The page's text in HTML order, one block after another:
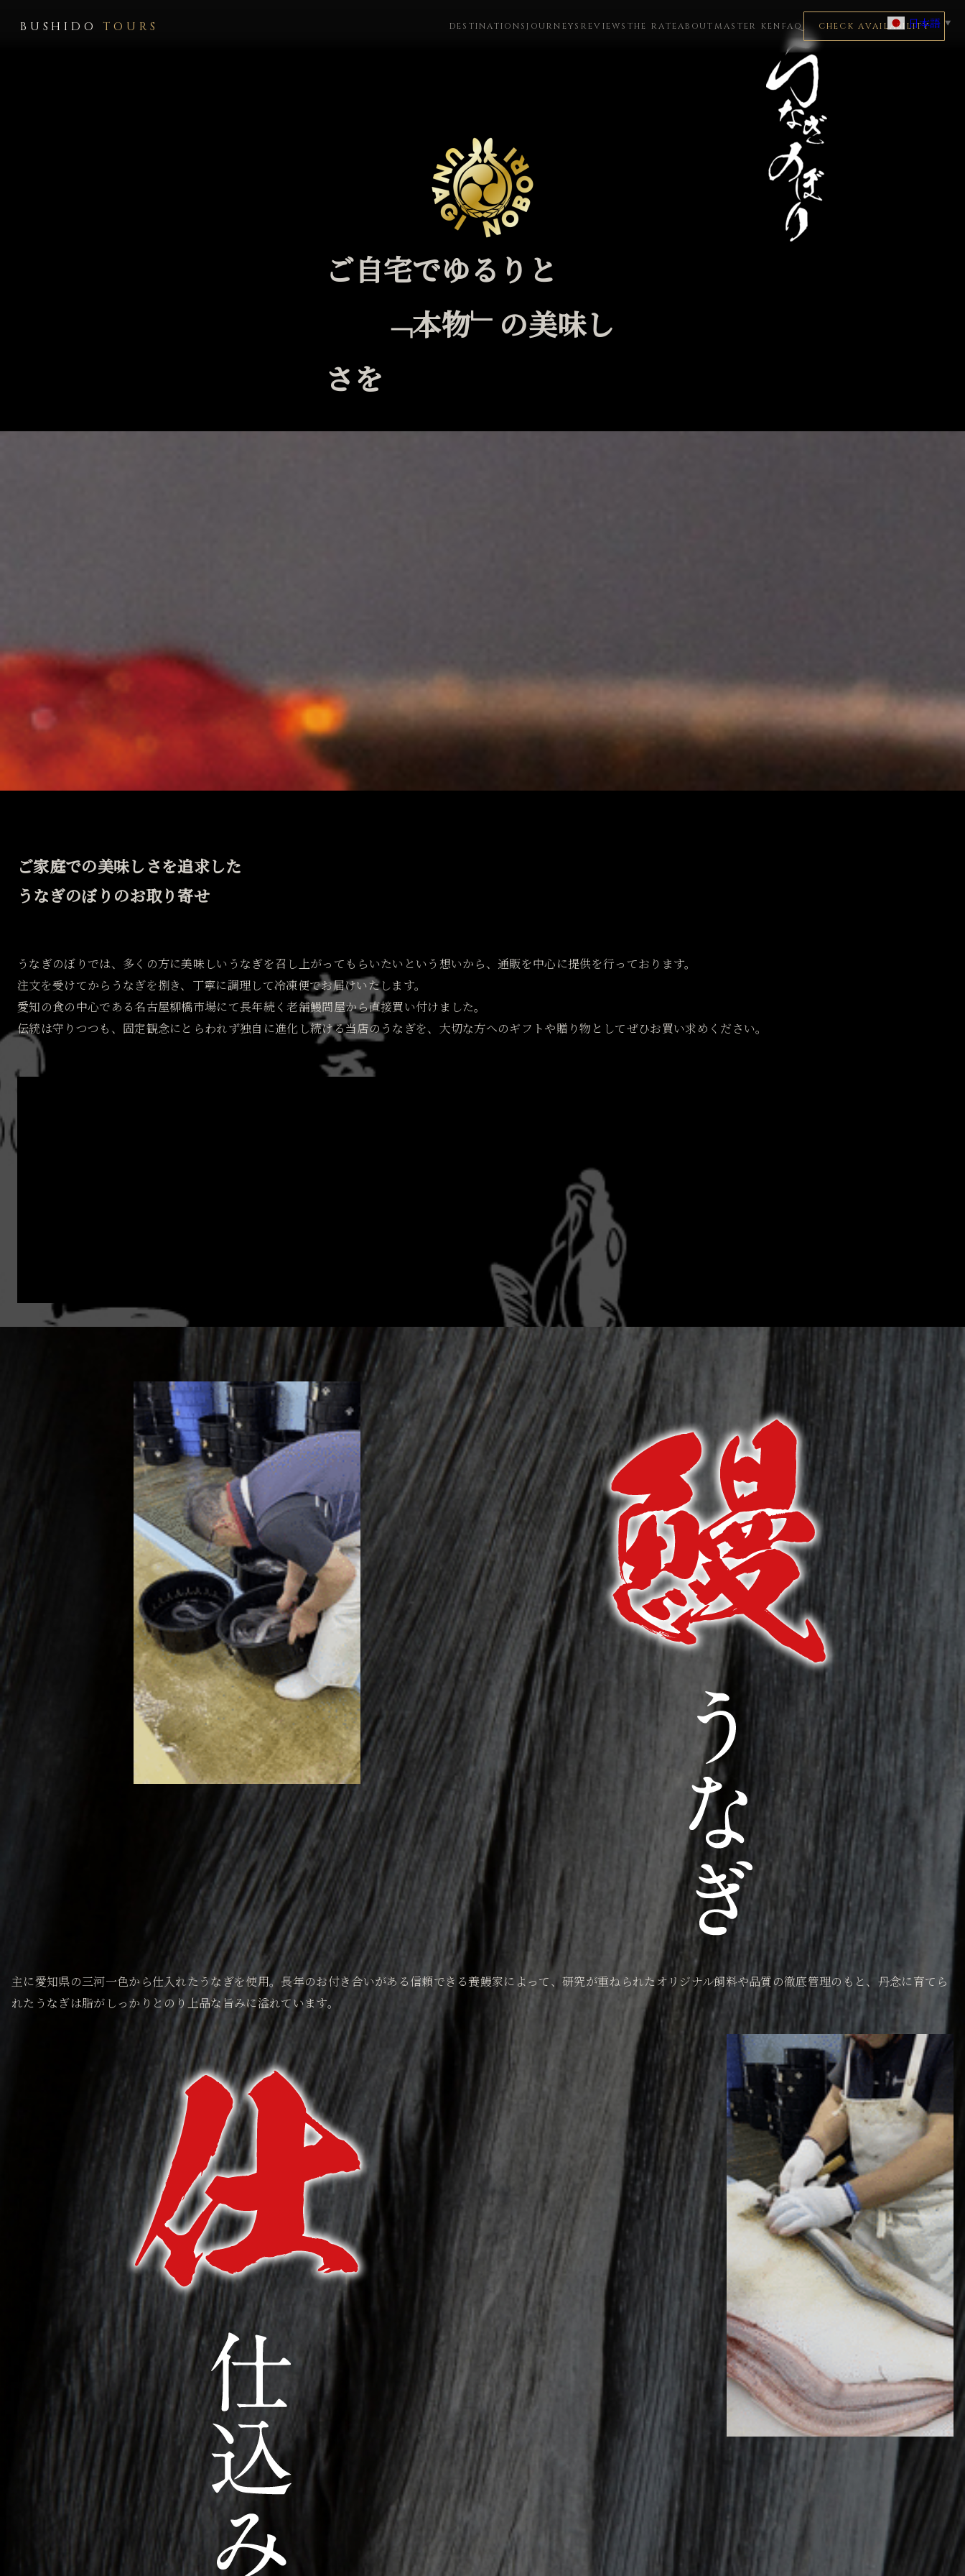
BUSHIDOTOURS DESTINATIONSJOURNEYS REVIEWS THE RATEABOUT MASTER KEN FAQ CHECK AVAILABILITY
ご自宅でゆるりと
﹁本物﹂の美味し
さを
ご家庭での美味しさを追求した
うなぎのぼりのお取り寄せ
うなぎのぼりでは、多くの方に美味しいうなぎを召し上がってもらいたいという想いから、通販を中心に提供を行っております。
注文を受けてからうなぎを捌き、丁寧に調理して冷凍便でお届けいたします。
愛知の食の中心である名古屋柳橋市場にて長年続く老舗鰻問屋から直接買い付けました。
伝統は守りつつも、固定観念にとらわれず独自に進化し続ける当店のうなぎを、大切な方へのギフトや贈り物としてぜひお買い求めください。
主に愛知県の三河一色から仕入れたうなぎを使用。長年のお付き合いがある信頼できる養鰻家によって、研究が重ねられたオリジナル飼料や品質の徹底管理のもと、丹念に育てら
れたうなぎは脂がしっかりとのり上品な旨みに溢れています。
日本語 ▼